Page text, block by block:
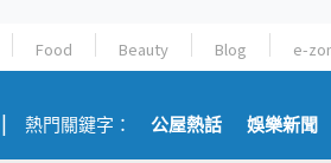
Food Beauty Blog e-
熱門關鍵字： 公屋熱話 娛樂新聞